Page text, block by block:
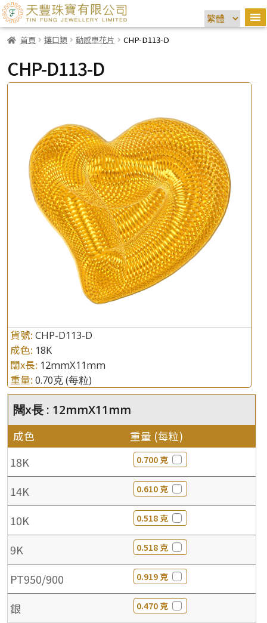
首頁 鑲口類 動感車花片 CHP-D113-D
CHP-D113-D
貨號: CHP-D113-D
成色: 18K
闊x長: 12mmX11mm
重量: 0.70克(每粒)
闊x長 : 12mmX11mm
成色 重量 (每粒)
18K 0.700 克
14K 0.610 克
10K 0.518 克
9K 0.518 克
PT950/900 0.919 克
銀 0.470 克